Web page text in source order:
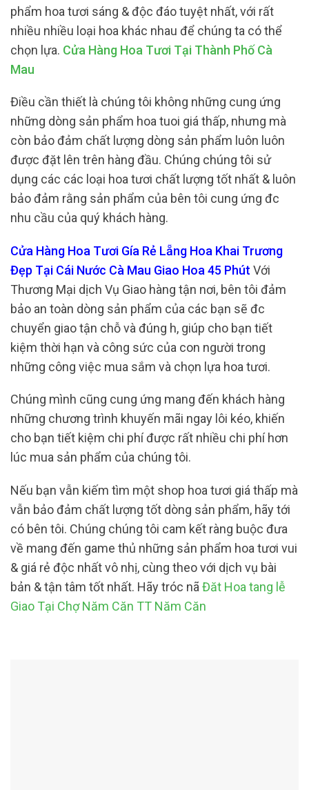
phẩm hoa tươi sáng & độc đáo tuyệt nhất, với rất
nhiều nhiều loại hoa khác nhau để chúng ta có thể
chọn lựa. Cửa Hàng Hoa Tươi Tại Thành Phố Cà
Mau
Điều cần thiết là chúng tôi không những cung ứng
những dòng sản phẩm hoa tuoi giá thấp, nhưng mà
còn bảo đảm chất lượng dòng sản phẩm luôn luôn
được đặt lên trên hàng đầu. Chúng chúng tôi sử
dụng các các loại hoa tươi chất lượng tốt nhất & luôn
bảo đảm rằng sản phẩm của bên tôi cung ứng đc
nhu cầu của quý khách hàng.
Cửa Hàng Hoa Tươi Gía Rẻ Lẵng Hoa Khai Trương
Đẹp Tại Cái Nước Cà Mau Giao Hoa 45 Phút Với
Thương Mại dịch Vụ Giao hàng tận nơi, bên tôi đảm
bảo an toàn dòng sản phẩm của các bạn sẽ đc
chuyển giao tận chỗ và đúng h, giúp cho bạn tiết
kiệm thời hạn và công sức của con người trong
những công việc mua sắm và chọn lựa hoa tươi.
Chúng mình cũng cung ứng mang đến khách hàng
những chương trình khuyến mãi ngay lôi kéo, khiến
cho bạn tiết kiệm chi phí được rất nhiều chi phí hơn
lúc mua sản phẩm của chúng tôi.
Nếu bạn vẫn kiếm tìm một shop hoa tươi giá thấp mà
vẫn bảo đảm chất lượng tốt dòng sản phẩm, hãy tới
có bên tôi. Chúng chúng tôi cam kết ràng buộc đưa
về mang đến game thủ những sản phẩm hoa tươi vui
& giá rẻ độc nhất vô nhị, cùng theo với dịch vụ bài
bản & tận tâm tốt nhất. Hãy tróc nã Đăt Hoa tang lễ
Giao Tại Chợ Năm Căn TT Năm Căn